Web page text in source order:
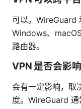
可以。WireGuard
Windows、
路由器。
VPN 是否会影响
会有一定影响，取
度。WireGuard 通